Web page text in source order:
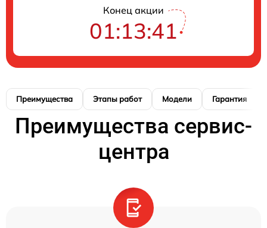
Конец акции
01:13:41
Преимущества Этапы работ Модели Гарантия
Преимущества сервис-
центра